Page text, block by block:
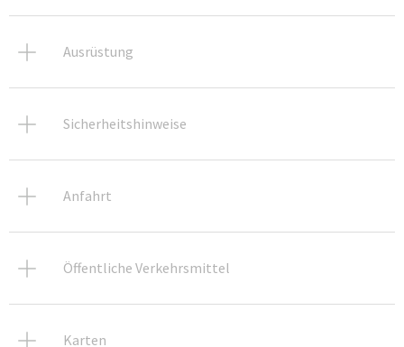
Ausrüstung
Sicherheitshinweise
Anfahrt
Öffentliche Verkehrsmittel
Karten